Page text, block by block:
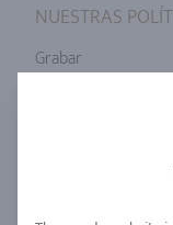
NUESTRAS
Grabar